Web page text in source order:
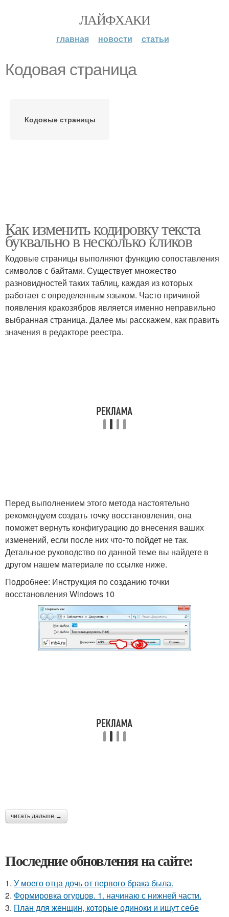
ЛАЙФХАКИ
главная новости статьи
Кодовая страница
Кодовые страницы
Как изменить кодировку текста
буквально в несколько кликов
Кодовые страницы выполняют функцию сопоставления
символов с байтами. Существует множество
разновидностей таких таблиц, каждая из которых
работает с определенным языком. Часто причиной
появления кракозябров является именно неправильно
выбранная страница. Далее мы расскажем, как править
значения в редакторе реестра.
Перед выполнением этого метода настоятельно
рекомендуем создать точку восстановления, она
поможет вернуть конфигурацию до внесения ваших
изменений, если после них что-то пойдет не так.
Детальное руководство по данной теме вы найдете в
другом нашем материале по ссылке ниже.
Подробнее: Инструкция по созданию точки
восстановления Windows 10
читать дальше →
Последние обновления на сайте:
1. У моего отца дочь от первого брака была.
2. Формировка огурцов. 1. начинаю с нижней части.
3. План для женщин, которые одиноки и ищут себе